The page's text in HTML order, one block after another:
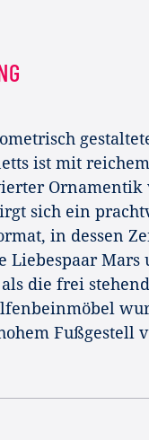
ist mit
Ornamentik
sich ein
in dessen
Liebespaar Mars
die frei
Fußgestell